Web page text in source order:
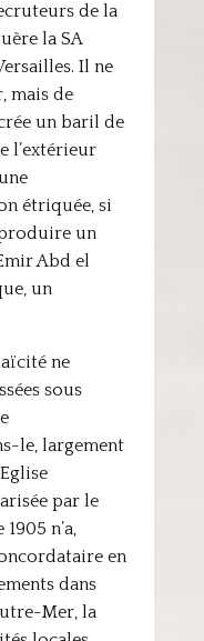
de la
la SA
Il ne
mais de
un baril de
l’extérieur
étriquée, si
un
Abd el
un
ne
sous
le, largement
par le
n’a,
en
dans
Mer, la